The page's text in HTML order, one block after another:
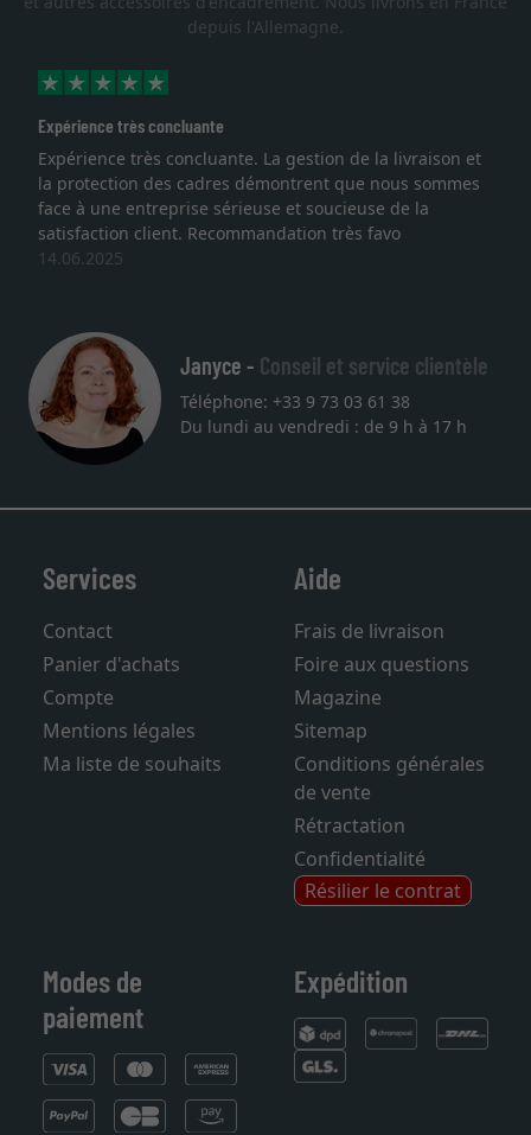
depuis l'Allemagne.
La gestion de la livraison et
que nous sommes
et soucieuse de la
très favo
Je recherchais un cadre
lithographie, je suis
qualité sont au rendez
service et livraison dans
Janyce - Conseil et service clientèle
Téléphone: +33 9 73 03 61 38
Services
Contact
Panier d'achats
Compte
Mentions légales
Aide
Frais de livraison
Foire aux questions
Magazine
Sitemap
Conditions générales
de vente
Rétractation
Confidentialité
Résilier le contrat
Modes de
paiement
Expédition